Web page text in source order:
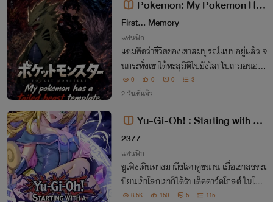
Pokemon: My Pokemon Has
a Tailed Beast Template ( โปเกม
อนของฉันมีเทมเพลตสัตว์หาง )
First... Memory
แฟนฟิก
แซมคิดว่าชีวิตของเขาสมบูรณ์แบบอยู่แล้ว จ
นกระทั่งเขาได้ทะลุมิติไปยังโลกโปเกมอนอย่า
งกะทันหัน ในโลกที่เทรนเนอร์ครองอำนาจสู
งสุดและความแข็งแกร่งเป็นตัวกำหนดสถาน
0 0 0 3
2 วันที่แล้ว
Yu-Gi-Oh! : Starting with a
Dark Deck [นิยายแปล]
2377
แฟนฟิก
ยูเฟิงเดินทางมาถึงโลกคู่ขนาน เมื่อเขาลงทะเ
บียนเข้าโลกเขาก็ได้รับเด็คดาร์คโกสต์ ในโลก
นี้ ทุกอย่างตัดสินด้วยการดูเอล
3.5K 150 5 115